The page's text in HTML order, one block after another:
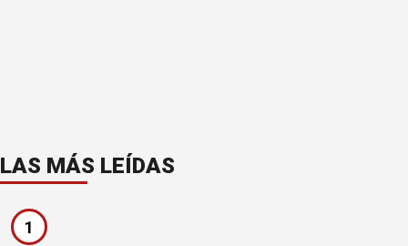
LAS MÁS LEÍDAS
1